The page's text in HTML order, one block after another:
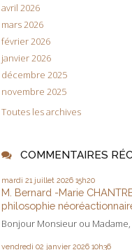
avril 2026
mars 2026
février 2026
janvier 2026
décembre 2025
novembre 2025
Toutes les archives
COMMENTAIRES
mardi 21 juillet 2026 15h20
M. Bernard -Marie
philosophie néoréactionnaire
Bonjour Monsieur ou
vendredi 02 janvier 2026 10h36